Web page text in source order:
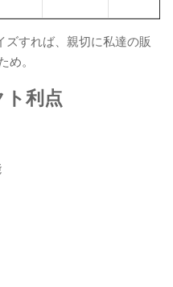
ズすれば、親切に私達の販
め。
利点